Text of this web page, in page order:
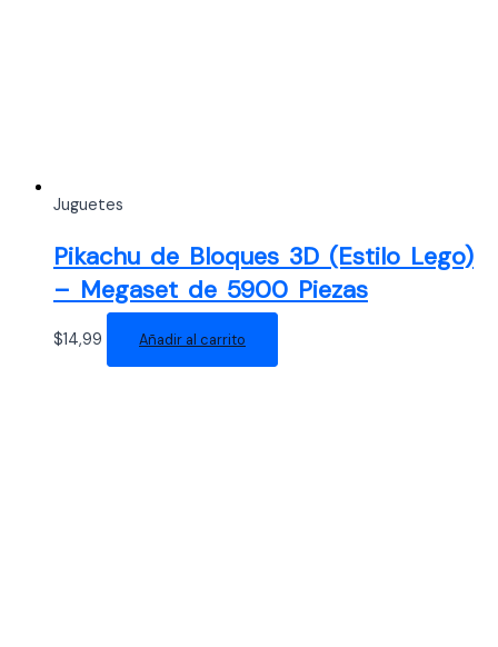
Juguetes
Pikachu de Bloques 3D (Estilo Lego)
– Megaset de 5900 Piezas
$14,99 Añadir al carrito